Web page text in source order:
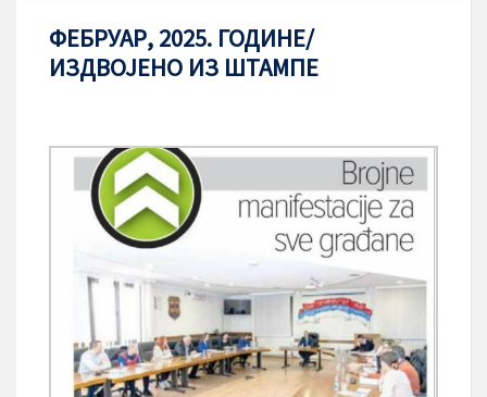
ФЕБРУАР, 2025. ГОДИНЕ/
ИЗДВОЈЕНО ИЗ ШТАМПЕ